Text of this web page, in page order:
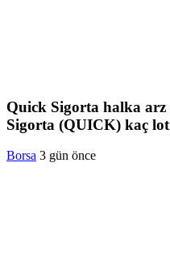
Quick Sigorta halka arz
Sigorta (QUICK) kaç
Borsa 3 gün önce